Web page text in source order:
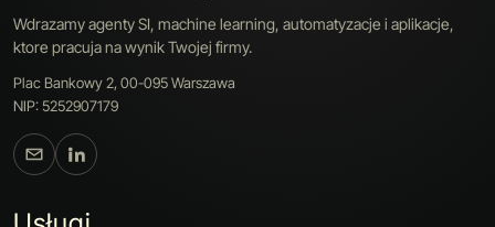
Wdrazamy agenty SI, machine learning, automatyzacje i aplikacje,
ktore pracuja na wynik Twojej firmy.
Plac Bankowy 2, 00-095 Warszawa
NIP: 5252907179